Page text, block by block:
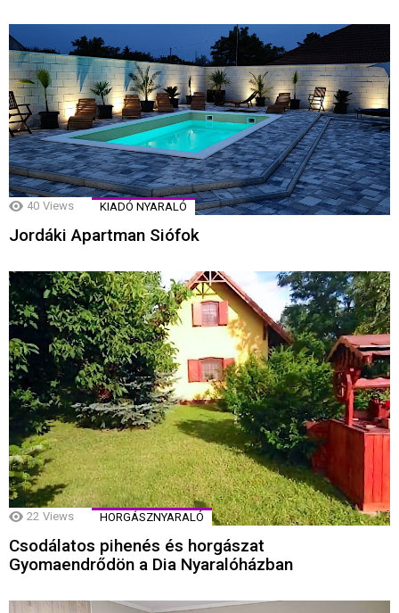
40 Views KIADÓ NYARALÓ
Jordáki Apartman Siófok
22 Views HORGÁSZNYARALÓ
Csodálatos pihenés és horgászat
Gyomaendrődön a Dia Nyaralóházban